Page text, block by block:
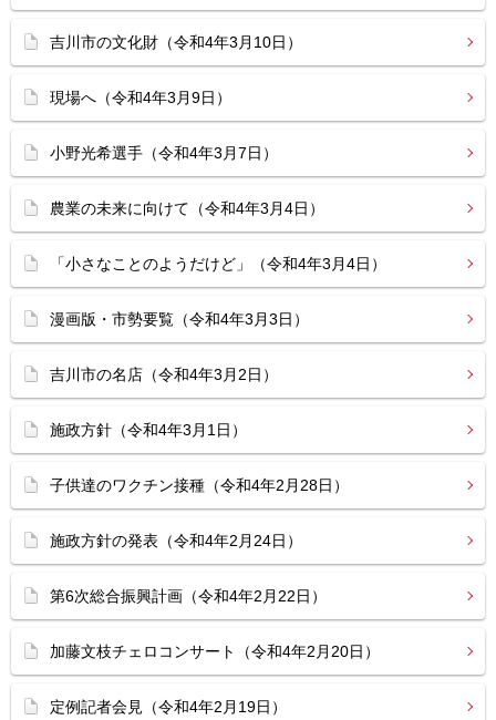
吉川市の文化財（令和4年3月10日）
現場へ（令和4年3月9日）
小野光希選手（令和4年3月7日）
農業の未来に向けて（令和4年3月4日）
「小さなことのようだけど」（令和4年3月4日）
漫画版・市勢要覧（令和4年3月3日）
吉川市の名店（令和4年3月2日）
施政方針（令和4年3月1日）
子供達のワクチン接種（令和4年2月28日）
施政方針の発表（令和4年2月24日）
第6次総合振興計画（令和4年2月22日）
加藤文枝チェロコンサート（令和4年2月20日）
定例記者会見（令和4年2月19日）